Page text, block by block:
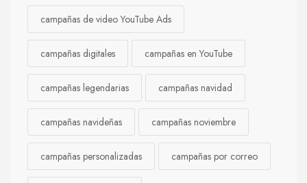
campañas de video YouTube Ads
campañas digitales campañas en YouTube
campañas legendarias campañas navidad
campañas navideñas campañas noviembre
campañas personalizadas campañas por correo